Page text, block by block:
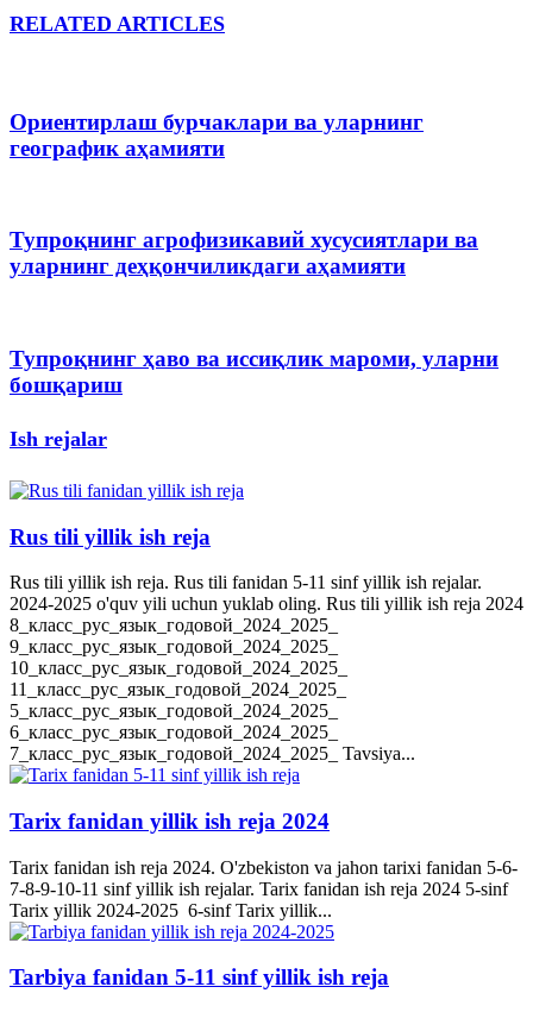
RELATED ARTICLES
Ориентирлаш бурчаклари ва уларнинг
географик аҳамияти
Тупроқнинг агрофизикавий хусусиятлари ва
уларнинг деҳқончиликдаги аҳамияти
Тупроқнинг ҳаво ва иссиқлик мароми, уларни
бошқариш
Ish rejalar
Rus tili yillik ish reja
Rus tili yillik ish reja. Rus tili fanidan 5-11 sinf yillik ish rejalar.
2024-2025 o'quv yili uchun yuklab oling. Rus tili yillik ish reja 2024
8_класс_рус_язык_годовой_2024_2025_
9_класс_рус_язык_годовой_2024_2025_
10_класс_рус_язык_годовой_2024_2025_
11_класс_рус_язык_годовой_2024_2025_
5_класс_рус_язык_годовой_2024_2025_
6_класс_рус_язык_годовой_2024_2025_
7_класс_рус_язык_годовой_2024_2025_ Tavsiya...
Tarix fanidan yillik ish reja 2024
Tarix fanidan ish reja 2024. O'zbekiston va jahon tarixi fanidan 5-6-
7-8-9-10-11 sinf yillik ish rejalar. Tarix fanidan ish reja 2024 5-sinf
Tarix yillik 2024-2025 6-sinf Tarix yillik...
Tarbiya fanidan 5-11 sinf yillik ish reja